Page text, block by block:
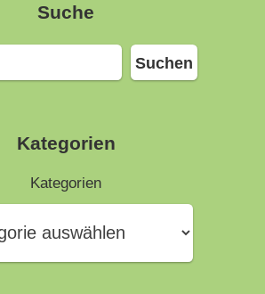
Suche
Suchen
Kategorien
Kategorien